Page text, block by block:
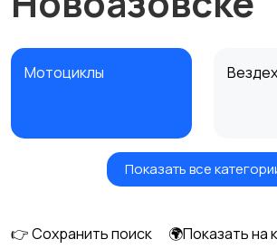
Мотоциклы
Показать все
👉 Сохранить поиск
🌍Показать на